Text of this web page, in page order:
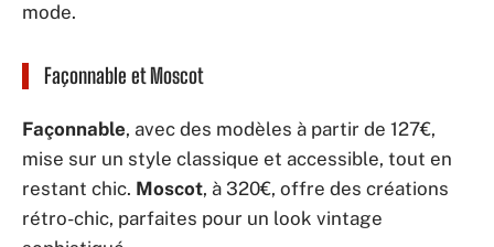
mode.
Façonnable et Moscot
Façonnable, avec des modèles à partir de 127€,
mise sur un style classique et accessible, tout en
restant chic. Moscot, à 320€, offre des créations
rétro-chic, parfaites pour un look vintage